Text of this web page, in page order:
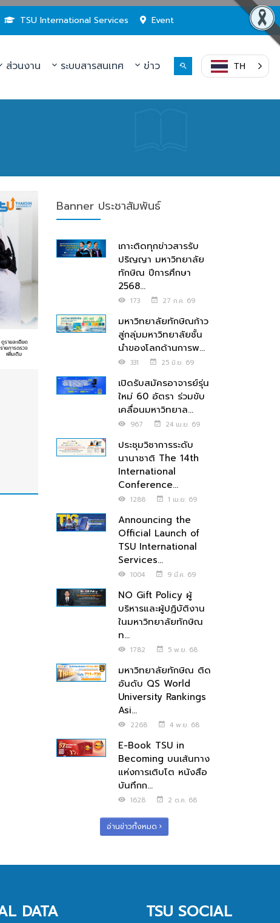
TSU International Services Event
ส่วนงาน ระบบสารสนเทศ ข่าว TH
Banner ประชาสัมพันธ์
เกาะติดทุกข่าวสารรับ
ปริญญา มหาวิทยาลัย
ทักษิณ ปีการศึกษา
2568...
173 27 ก.ค. 69
มหาวิทยาลัยทักษิณก้าว
สู่กลุ่มมหาวิทยาลัยชั้น
นำของโลกด้านการพ...
331 25 มิ.ย. 69
เปิดรับสมัครอาจารย์รุ่น
ใหม่ 60 อัตรา ร่วมขับ
เคลื่อนมหาวิทยาล...
967 24 เม.ย. 69
ประชุมวิชาการระดับ
นานาชาติ The 14th
International
Conference...
1288 1 เม.ย. 69
Announcing the
Official Launch of
TSU International
Services...
1004 9 มี.ค. 69
NO Gift Policy ผู้
บริหารและผู้ปฏิบัติงาน
ในมหาวิทยาลัยทักษิณ
ท...
1782 5 พ.ย. 68
มหาวิทยาลัยทักษิณ ติด
อันดับ QS World
University Rankings
Asi...
2268 4 พ.ย. 68
E-Book TSU in
Becoming บนเส้นทาง
แห่งการเติบโต หนังสือ
บันทึกก...
1628 2 ต.ค. 68
อ่านข่าวทั้งหมด
DATA TSU SOCIAL